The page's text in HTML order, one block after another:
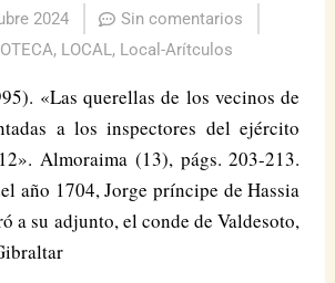
2024
Sin comentarios
, LOCAL, Local-Arítculos
«Las querellas de los vecinos de
a los inspectores del ejército
Almoraima (13), págs. 203-213.
año 1704, Jorge príncipe de Hassia
a su adjunto, el conde de Valdesoto,